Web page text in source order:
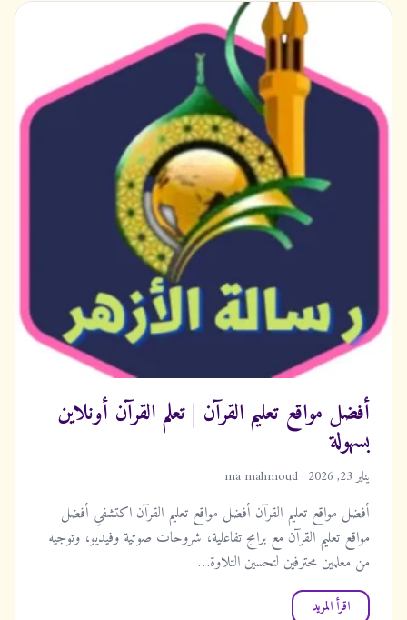
أفضل مواقع تعليم القرآن | تعلم القرآن أونلاين
بسهولة
يناير 23, 2026 · ma mahmoud
أفضل مواقع تعليم القرآن أفضل مواقع تعليم القرآن اكتشفي أفضل
مواقع تعليم القرآن مع برامج تفاعلية، شروحات صوتية وفيديو، وتوجيه
من معلمين محترفين لتحسين التلاوة…
اقرأ المزيد